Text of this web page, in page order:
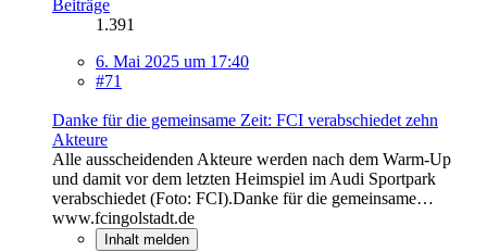
Beiträge
1.391
6. Mai 2025 um 17:40
#71
Danke für die gemeinsame Zeit: FCI verabschiedet zehn
Akteure
Alle ausscheidenden Akteure werden nach dem Warm-Up
und damit vor dem letzten Heimspiel im Audi Sportpark
verabschiedet (Foto: FCI).Danke für die gemeinsame…
www.fcingolstadt.de
Inhalt melden